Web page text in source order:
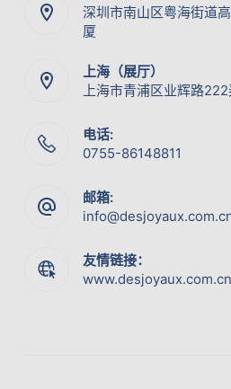
深圳市南山区粤海街道
厦
上海（展厅）
上海市青浦区业辉路
电话:
0755-86148811
邮箱:
友情链接：
www.desjoyaux.com.cn